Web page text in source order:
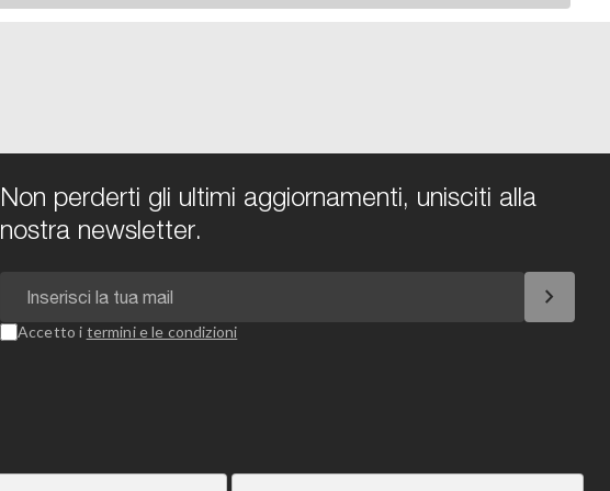
Non perderti gli ultimi aggiornamenti, unisciti alla
nostra newsletter.
chevron_right
Accetto i termini e le condizioni